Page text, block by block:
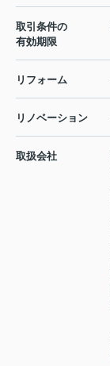
取引条件の
有効期限
リフォーム
リノベーション
取扱会社